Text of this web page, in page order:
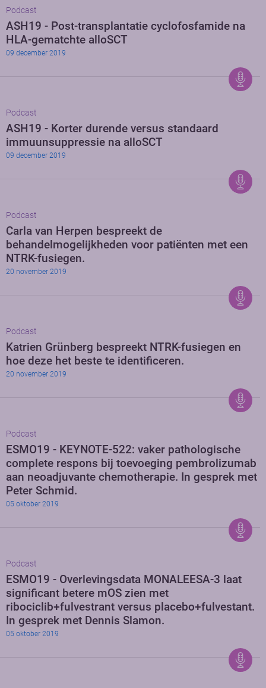
Podcast
ASH19 - Post-transplantatie cyclofosfamide na
HLA-gematchte alloSCT
09 december 2019
Podcast
ASH19 - Korter durende versus standaard
immuunsuppressie na alloSCT
09 december 2019
Podcast
Carla van Herpen bespreekt de
behandelmogelijkheden voor patiënten met een
NTRK-fusiegen.
20 november 2019
Podcast
Katrien Grünberg bespreekt NTRK-fusiegen en
hoe deze het beste te identificeren.
20 november 2019
Podcast
ESMO19 - KEYNOTE-522: vaker pathologische
complete respons bij toevoeging pembrolizumab
aan neoadjuvante chemotherapie. In gesprek met
Peter Schmid.
05 oktober 2019
Podcast
ESMO19 - Overlevingsdata MONALEESA-3 laat
significant betere mOS zien met
ribociclib+fulvestrant versus placebo+fulvestant.
In gesprek met Dennis Slamon.
05 oktober 2019